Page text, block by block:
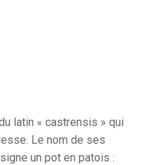
latin « castrensis » qui
Le nom de ses
un pot en patois :